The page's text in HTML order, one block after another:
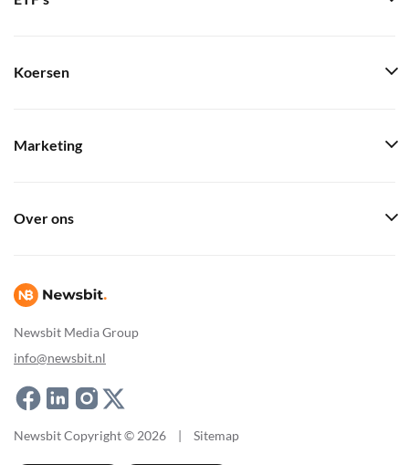
Newsbit Media Group
info@newsbit.nl
Koersen
Marketing
Over ons
Newsbit Copyright © 2026 Sitemap